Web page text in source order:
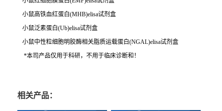
小鼠高铁血红蛋白(MHB)elisa试剂盒
小鼠泛素蛋白(Ub)elisa试剂盒
小鼠中性粒细胞明胶酶相关脂质运载蛋白(NGAL)elisa试剂盒
*本司产品仅用于科研，不用于临床诊断和！
相关产品：